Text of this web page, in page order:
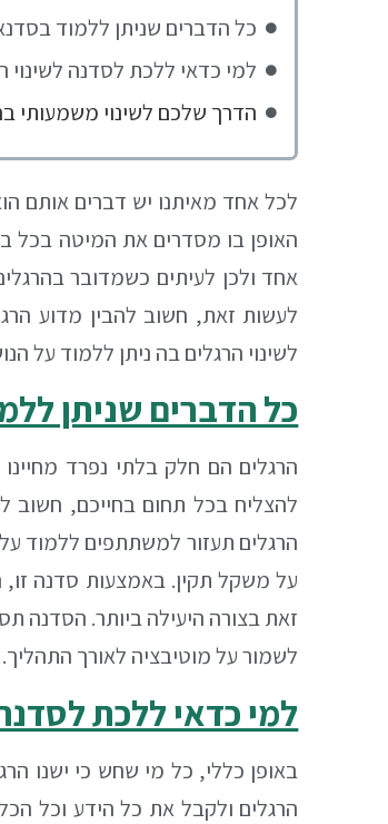
כל הדברים שניתן ללמוד
למי כדאי ללכת לסדנה לשינוי
הדרך שלכם לשינוי משמעותי
לכל אחד מאיתנו יש דברים אותם
האופן בו מסדרים את המיטה בכל
אחד ולכן לעיתים כשמדובר
לעשות זאת, חשוב להבין מדוע
לשינוי הרגלים בה ניתן ללמוד על
כל הדברים שניתן
הרגלים הם חלק בלתי נפרד
להצליח בכל תחום בחייכם, חשוב
הרגלים תעזור למשתתפים ללמוד על
על משקל תקין. באמצעות סדנה זו,
זאת בצורה היעילה ביותר. הסדנה
לשמור על מוטיבציה לאורך התהליך.
למי כדאי ללכת
באופן כללי, כל מי שחש כי ישנו
הרגלים ולקבל את כל הידע וכל